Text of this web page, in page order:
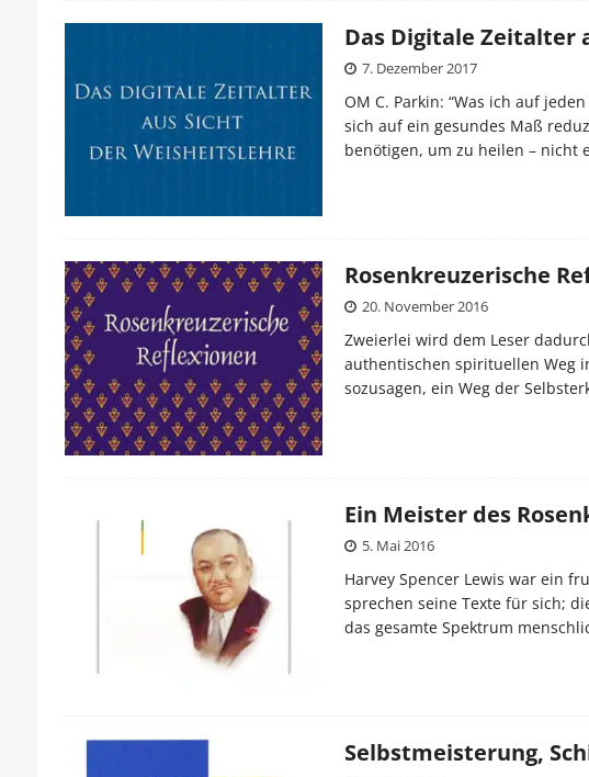
Das Digitale Zeitalter
7. Dezember 2017
OM C. Parkin: “Was ich auf
sich auf ein gesundes Maß
benötigen, um zu heilen – nicht
Rosenkreuzerische
20. November 2016
Zweierlei wird dem Leser
authentischen spirituellen Weg
sozusagen, ein Weg der
Ein Meister des
5. Mai 2016
Harvey Spencer Lewis war ein
sprechen seine Texte für sich;
das gesamte Spektrum
Selbstmeisterung,